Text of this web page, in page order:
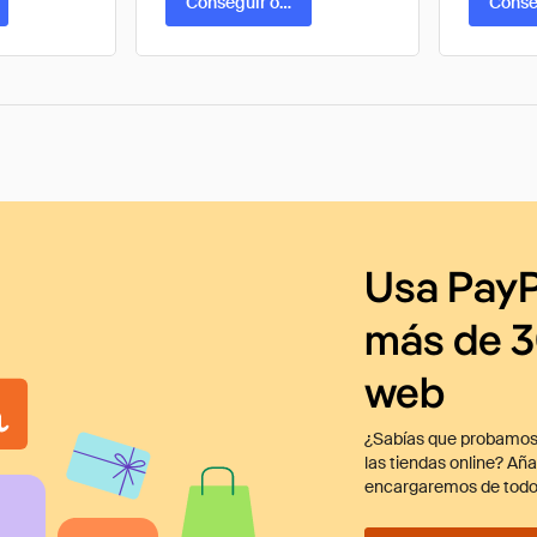
Usa
más de
web
¿Sabías que
las tiendas online?
encargaremos de